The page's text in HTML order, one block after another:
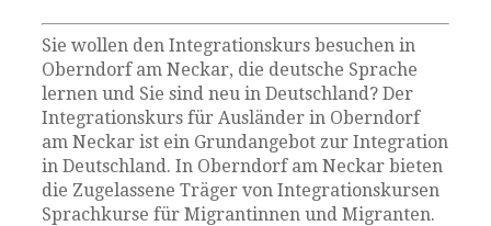
Sie wollen den Integrationskurs besuchen in
Oberndorf am Neckar, die deutsche Sprache
lernen und Sie sind neu in Deutschland? Der
Integrationskurs für Ausländer in Oberndorf
am Neckar ist ein Grundangebot zur Integration
in Deutschland. In Oberndorf am Neckar bieten
die Zugelassene Träger von Integrationskursen
Sprachkurse für Migrantinnen und Migranten.